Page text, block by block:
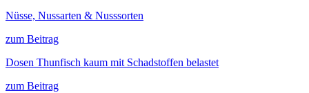
Nüsse, Nussarten & Nusssorten
zum Beitrag
Dosen Thunfisch kaum mit Schadstoffen belastet
zum Beitrag